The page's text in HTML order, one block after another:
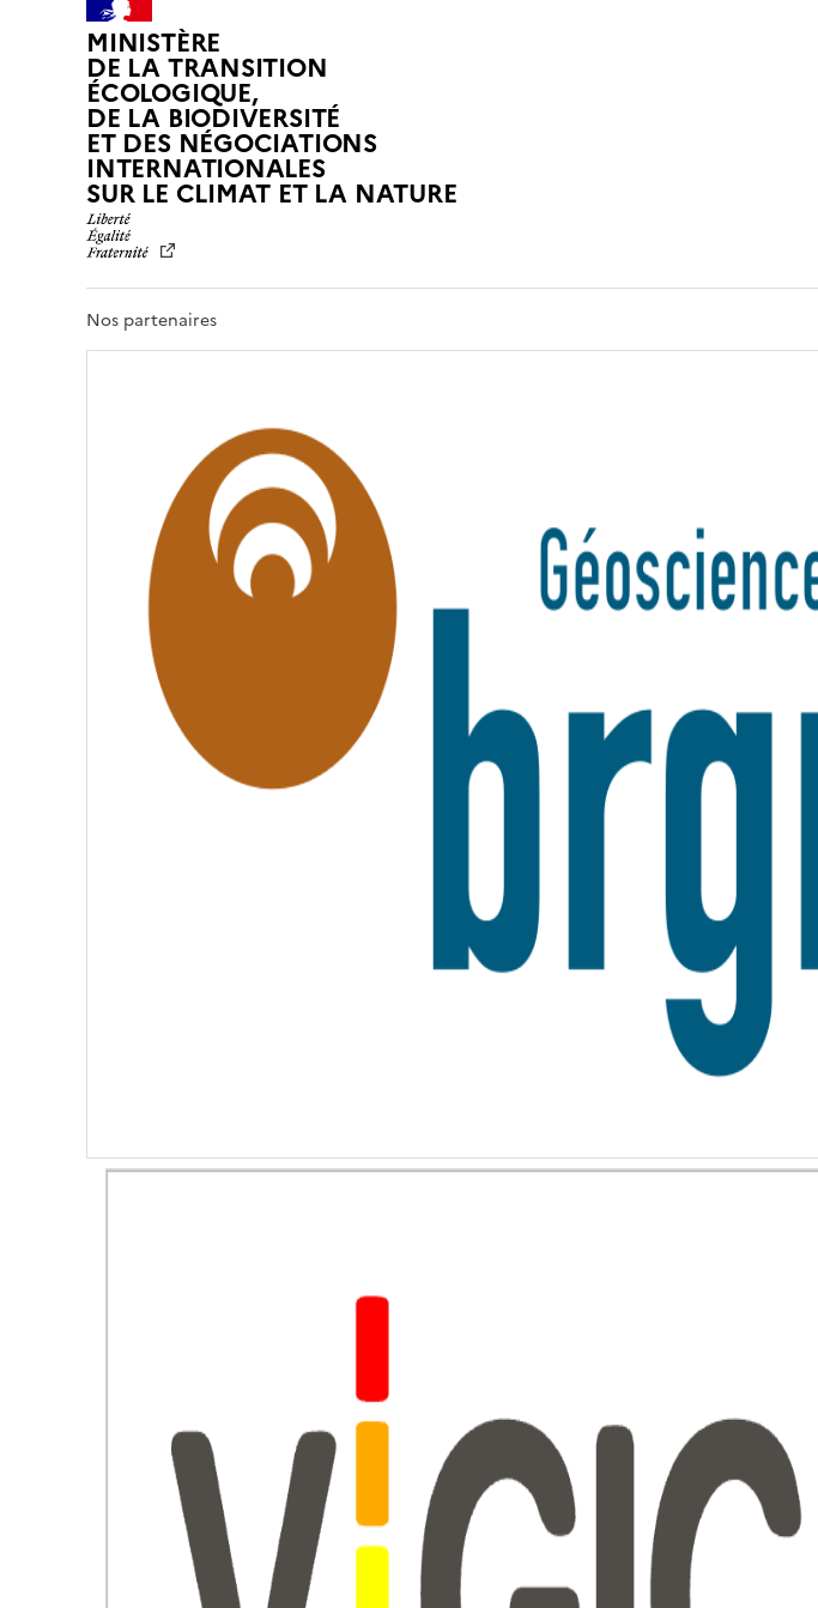
MINISTÈRE
DE LA TRANSITION
ÉCOLOGIQUE,
DE LA BIODIVERSITÉ
ET DES NÉGOCIATIONS
INTERNATIONALES
SUR LE CLIMAT ET LA NATUREL
R
É
R
R
N
T
Nos partenaires